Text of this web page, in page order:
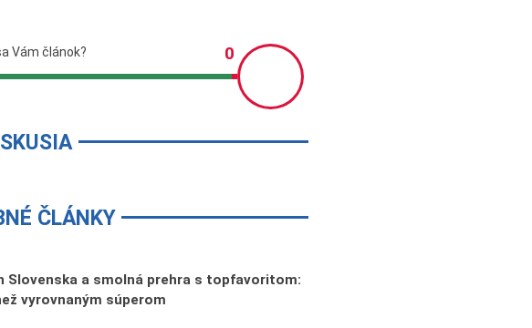
ČLÁNKY
Slovenska a smolná prehra s topfavoritom:
vyrovnaným súperom